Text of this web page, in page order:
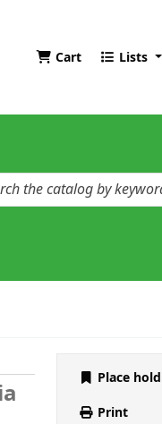
Cart Lists
Place hold
Print